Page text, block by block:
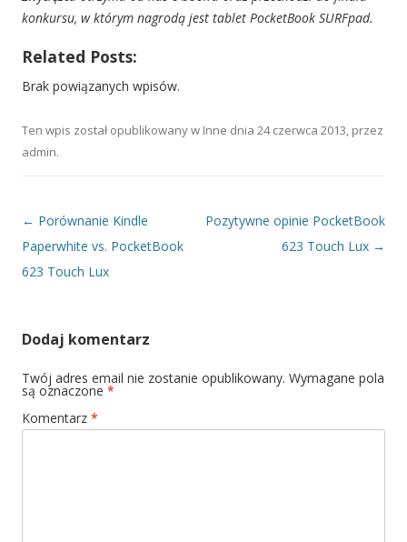
konkursu, w którym nagrodą jest tablet PocketBook SURFpad.
Related Posts:
Brak powiązanych wpisów.
Ten wpis został opublikowany w Inne dnia 24 czerwca 2013, przez
admin.
Nawigacja wpisu
← Porównanie Kindle
Paperwhite vs. PocketBook
623 Touch Lux
Pozytywne opinie PocketBook
623 Touch Lux →
Dodaj komentarz
Twój adres email nie zostanie opublikowany. Wymagane pola
są oznaczone *
Komentarz *